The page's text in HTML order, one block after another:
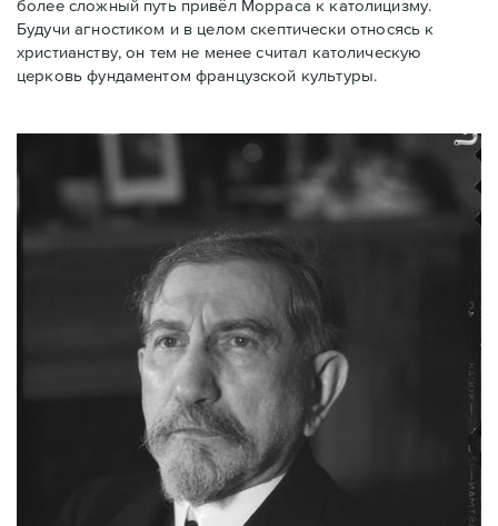
более сложный путь привёл Морраса к католицизму.
Будучи агностиком и в целом скептически относясь к
христианству, он тем не менее считал католическую
церковь фундаментом французской культуры.